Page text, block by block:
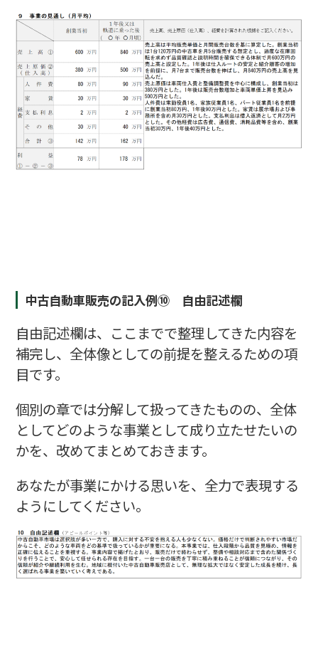
中古自動車販売の記入例⑩ 自由記述欄
自由記述欄は、ここまでで整理してきた内容を
補完し、全体像としての前提を整えるための項
目です。
個別の章では分解して扱ってきたものの、全体
としてどのような事業として成り立たせたいの
かを、改めてまとめておきます。
あなたが事業にかける思いを、全力で表現する
ようにしてください。